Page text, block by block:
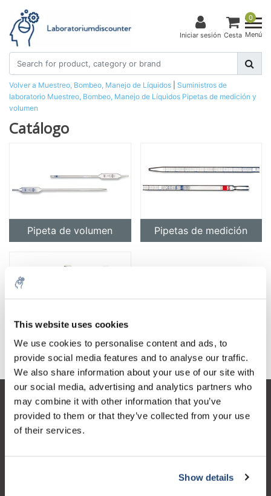
This website uses cookies
We use cookies to personalise content and ads, to
provide social media features and to analyse our traffic.
We also share information about your use of our site with
our social media, advertising and analytics partners who
may combine it with other information that you’ve
provided to them or that they’ve collected from your use
of their services.
Show details
Iniciar sesión
0
Cesta Menú
Volver a Muestreo, Bombeo, Manejo de Líquidos
Suministros de
laboratorio Muestreo, Bombeo, Manejo de Líquidos Pipetas de medición y
volumen
Catálogo
Pipeta de volumen Pipetas de medición
Pertenecer
Atención al cliente
Mi cuenta
Detalles de contacto